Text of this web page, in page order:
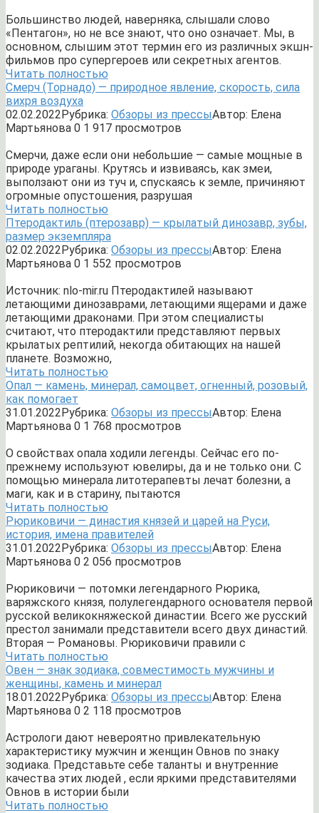
Большинство людей, наверняка, слышали слово
«Пентагон», но не все знают, что оно означает. Мы, в
основном, слышим этот термин его из различных экшн-
фильмов про супергероев или секретных агентов.
Читать полностью
Смерч (Торнадо) — природное явление, скорость, сила
вихря воздуха
02.02.2022Рубрика: Обзоры из прессыАвтор: Елена
Мартьянова 0 1 917 просмотров
Смерчи, даже если они небольшие — самые мощные в
природе ураганы. Крутясь и извиваясь, как змеи,
выползают они из туч и, спускаясь к земле, причиняют
огромные опустошения, разрушая
Читать полностью
Птеродактиль (птерозавр) — крылатый динозавр, зубы,
размер экземпляра
02.02.2022Рубрика: Обзоры из прессыАвтор: Елена
Мартьянова 0 1 552 просмотров
Источник: nlo-mir.ru Птеродактилей называют
летающими динозаврами, летающими ящерами и даже
летающими драконами. При этом специалисты
считают, что птеродактили представляют первых
крылатых рептилий, некогда обитающих на нашей
планете. Возможно,
Читать полностью
Опал — камень, минерал, самоцвет, огненный, розовый,
как помогает
31.01.2022Рубрика: Обзоры из прессыАвтор: Елена
Мартьянова 0 1 768 просмотров
О свойствах опала ходили легенды. Сейчас его по-
прежнему используют ювелиры, да и не только они. С
помощью минерала литотерапевты лечат болезни, а
маги, как и в старину, пытаются
Читать полностью
Рюриковичи — династия князей и царей на Руси,
история, имена правителей
31.01.2022Рубрика: Обзоры из прессыАвтор: Елена
Мартьянова 0 2 056 просмотров
Рюриковичи — потомки легендарного Рюрика,
варяжского князя, полулегендарного основателя первой
русской великокняжеской династии. Всего же русский
престол занимали представители всего двух династий.
Вторая — Романовы. Рюриковичи правили с
Читать полностью
Овен — знак зодиака, совместимость мужчины и
женщины, камень и минерал
18.01.2022Рубрика: Обзоры из прессыАвтор: Елена
Мартьянова 0 2 118 просмотров
Астрологи дают невероятно привлекательную
характеристику мужчин и женщин Овнов по знаку
зодиака. Представьте себе таланты и внутренние
качества этих людей , если яркими представителями
Овнов в истории были
Читать полностью